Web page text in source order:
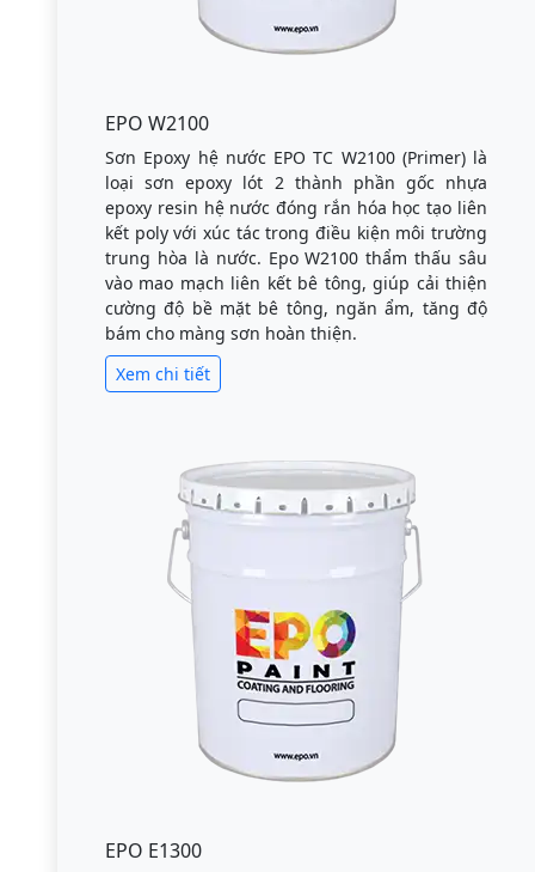
EPO W2100
Sơn Epoxy hệ nước EPO TC W2100 (Primer) là
loại sơn epoxy lót 2 thành phần gốc nhựa
epoxy resin hệ nước đóng rắn hóa học tạo liên
kết poly với xúc tác trong điều kiện môi trường
trung hòa là nước. Epo W2100 thẩm thấu sâu
vào mao mạch liên kết bê tông, giúp cải thiện
cường độ bề mặt bê tông, ngăn ẩm, tăng độ
bám cho màng sơn hoàn thiện.
Xem chi tiết
EPO E1300